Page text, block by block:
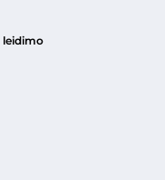
leidimo